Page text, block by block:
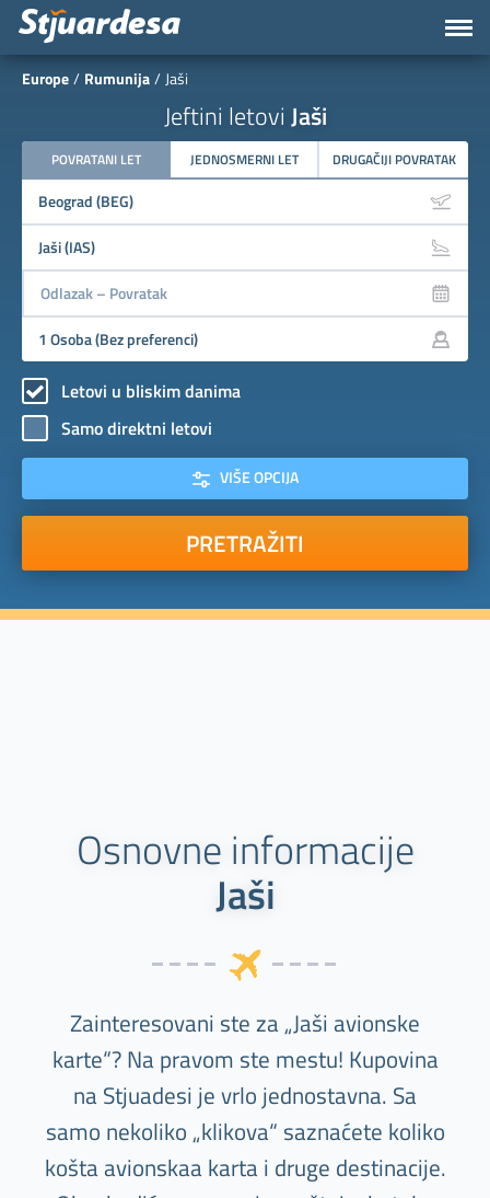
Europe Rumunija Jaši
Jeftini letovi Jaši
POVRATANI LET JEDNOSMERNI LET DRUGAČIJI POVRATAK
Letovi u bliskim danima
Samo direktni letovi
VIŠE OPCIJA
PRETRAŽITI
Osnovne informacije
Jaši
Zainteresovani ste za „Jaši avionske
karte“? Na pravom ste mestu! Kupovina
na Stjuadesi je vrlo jednostavna. Sa
samo nekoliko „klikova“ saznaćete koliko
košta avionskaa karta i druge destinacije.